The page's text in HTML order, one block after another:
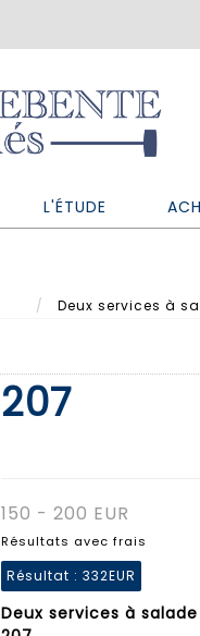
L'ÉTUDE
Deux services à
207
150 - 200 EUR
Résultats avec frais
Résultat : 332EUR
Deux services à